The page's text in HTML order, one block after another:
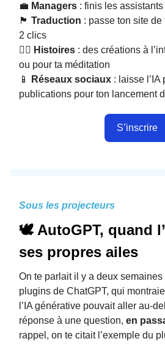
💼 Managers : finis les assistants
🏴󠁧󠁢󠁥󠁮󠁧󠁿 Traduction : passe ton site
2 clics
✍🏻 Histoires : des créations à
ou pour ta méditation
📱
Réseaux sociaux : laisse l’IA
publications pour ton lancement
S’inscrire
Sous les projecteurs
🕊 AutoGPT, quand
ses propres ailes
On te parlait il y a deux
plugins de ChatGPT, qui
l’IA générative pouvait aller au-
réponse à une question, en
rappel, on te citait l’exemple du